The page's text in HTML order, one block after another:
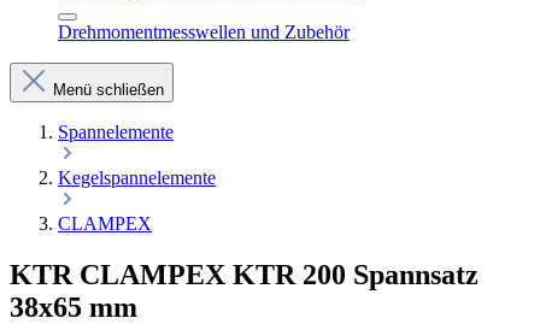
Drehmomentmesswellen und Zubehör
Menü schließen
Spannelemente
Kegelspannelemente
CLAMPEX
KTR CLAMPEX KTR 200 Spannsatz
38x65 mm